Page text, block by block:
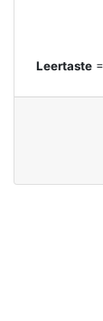
Leertaste